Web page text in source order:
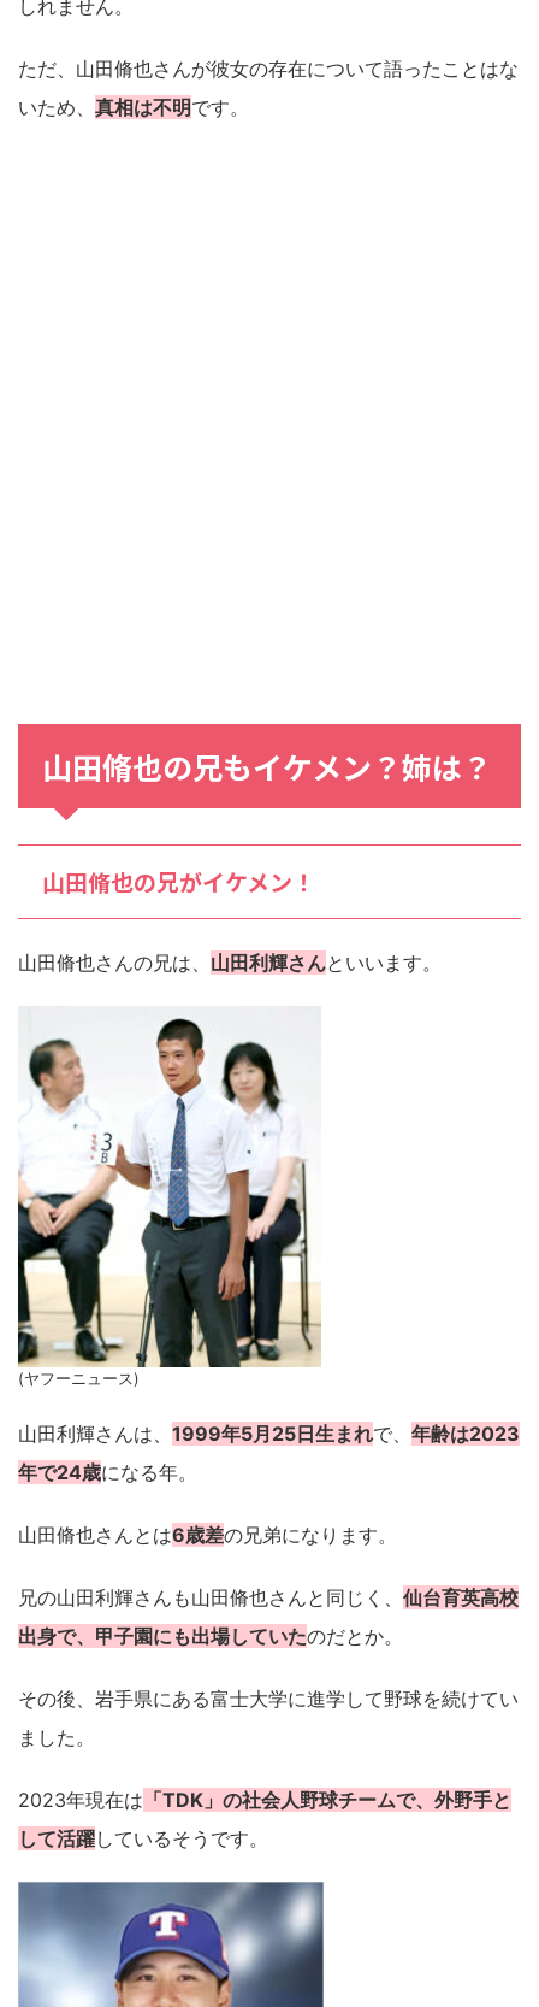
しれません。
ただ、山田脩也さんが彼女の存在について語ったことはな
いため、 真相は不明です。
山田脩也の兄もイケメン？姉は？
山田脩也の兄がイケメン！
山田脩也さんの兄は、 山田利輝さんといいます。
(ヤフーニュース)
山田利輝さんは、 1999年5月25日生まれで、 年齢は2023
年で24歳になる年。
山田脩也さんとは6歳差の兄弟になります。
兄の山田利輝さんも山田脩也さんと同じく、 仙台育英高校
出身で、甲子園にも出場していたのだとか。
その後、岩手県にある富士大学に進学して野球を続けてい
ました。
2023年現在は 「TDK」の社会人野球チームで、外野手と
して活躍しているそうです。